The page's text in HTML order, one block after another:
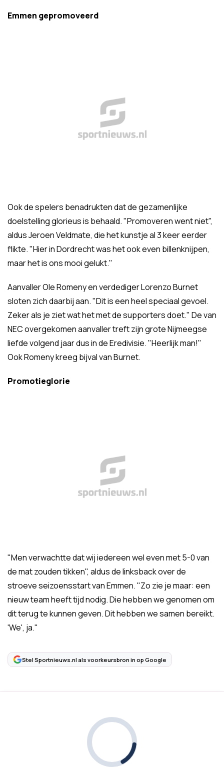
Emmen gepromoveerd
Ook de spelers benadrukten dat de gezamenlijke
doelstelling glorieus is behaald. "Promoveren went niet",
aldus Jeroen Veldmate, die het kunstje al 3 keer eerder
flikte. "Hier in Dordrecht was het ook even billenknijpen,
maar het is ons mooi gelukt."
Aanvaller Ole Romeny en verdediger Lorenzo Burnet
sloten zich daarbij aan. "Dit is een heel speciaal gevoel.
Zeker als je ziet wat het met de supporters doet." De van
NEC overgekomen aanvaller treft zijn grote Nijmeegse
liefde volgend jaar dus in de Eredivisie. "Heerlijk man!"
Ook Romeny kreeg bijval van Burnet.
Promotieglorie
"Men verwachtte dat wij iedereen wel even met 5-0 van
de mat zouden tikken", aldus de linksback over de
stroeve seizoensstart van Emmen. "Zo zie je maar: een
nieuw team heeft tijd nodig. Die hebben we genomen om
dit terug te kunnen geven. Dit hebben we samen bereikt.
'We', ja."
Stel Sportnieuws.nl als voorkeursbron in op Google